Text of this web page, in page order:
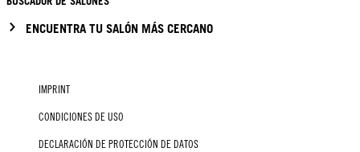
ENCUENTRA TU SALÓN MÁS CERCANO
IMPRINT
CONDICIONES DE USO
DECLARACIÓN DE PROTECCIÓN DE DATOS